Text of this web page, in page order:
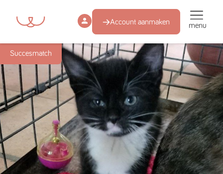
Account aanmaken menu
Succesmatch